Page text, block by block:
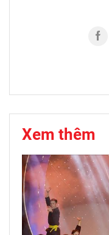
Xem thêm